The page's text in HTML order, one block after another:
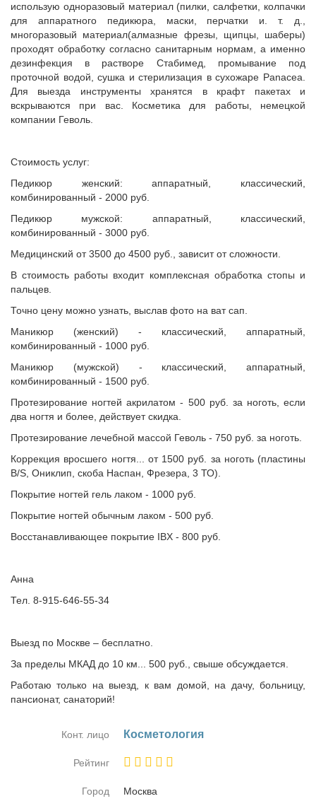
использую одноразовый материал (пилки, салфетки, колпачки
для аппаратного педикюра, маски, перчатки и. т. д.,
многоразовый материал(алмазные фрезы, щипцы, шаберы)
проходят обработку согласно санитарным нормам, а именно
дезинфекция в растворе Стабимед, промывание под
проточной водой, сушка и стерилизация в сухожаре Рanacea.
Для выезда инструменты хранятся в крафт пакетах и
вскрываются при вас. Косметика для работы, немецкой
компании Геволь.
Стоимость услуг:
Педикюр женский: аппаратный, классический,
комбинированный - 2000 руб.
Педикюр мужской: аппаратный, классический,
комбинированный - 3000 руб.
Медицинский от 3500 до 4500 руб., зависит от сложности.
В стоимость работы входит комплексная обработка стопы и
пальцев.
Точно цену можно узнать, выслав фото на ват сап.
Маникюр (женский) - классический, аппаратный,
комбинированный - 1000 руб.
Маникюр (мужской) - классический, аппаратный,
комбинированный - 1500 руб.
Протезирование ногтей акрилатом - 500 руб. за ноготь, если
два ногтя и более, действует скидка.
Протезирование лечебной массой Геволь - 750 руб. за ноготь.
Коррекция вросшего ногтя... от 1500 руб. за ноготь (пластины
B/S, Ониклип, скоба Наспан, Фрезера, 3 ТО).
Покрытие ногтей гель лаком - 1000 руб.
Покрытие ногтей обычным лаком - 500 руб.
Восстанавливающее покрытие IBX - 800 руб.
Анна
Тел. 8-915-646-55-34
Выезд по Москве – бесплатно.
За пределы МКАД до 10 км... 500 руб., свыше обсуждается.
Работаю только на выезд, к вам домой, на дачу, больницу,
пансионат, санаторий!
Конт. лицо Кос­ме­то­ло­гия
Рейтинг
Город
Москва